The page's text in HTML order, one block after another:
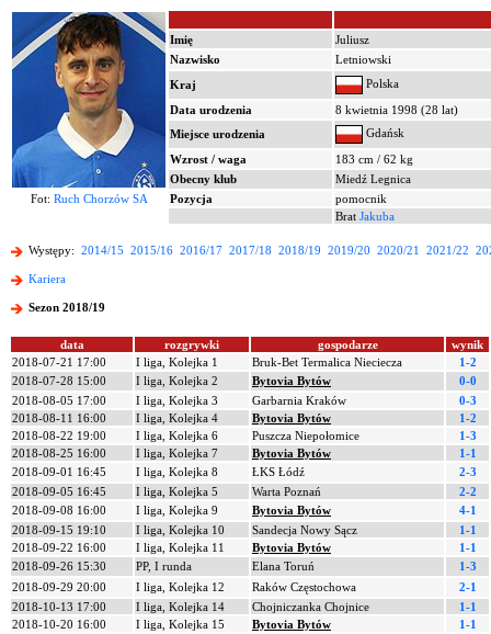
Imię
Juliusz
Nazwisko
Letniowski
Kraj
Polska
Data urodzenia
8 kwietnia 1998 (28 lat)
Miejsce urodzenia
Gdańsk
Wzrost / waga
183 cm / 62 kg
Obecny klub
Miedź Legnica
Fot: Ruch Chorzów SA Pozycja
pomocnik
Brat Jakuba
Występy: 2014/15 2015/16 2016/17 2017/18 2018/19 2019/20 2020/21 2021/22
Kariera
Sezon 2018/19
data rozgrywki gospodarze
wynik
2018-07-21 17:00
I liga, Kolejka 1 Bruk-Bet Termalica Nieciecza
1-2
2018-07-28 15:00
I liga, Kolejka 2 Bytovia Bytów
0-0
2018-08-05 17:00
I liga, Kolejka 3 Garbarnia Kraków
0-3
2018-08-11 16:00
I liga, Kolejka 4 Bytovia Bytów
1-2
2018-08-22 19:00
I liga, Kolejka 6 Puszcza Niepołomice
1-3
2018-08-25 16:00
I liga, Kolejka 7 Bytovia Bytów
1-1
2018-09-01 16:45
I liga, Kolejka 8 ŁKS Łódź
2-3
2018-09-05 16:45
I liga, Kolejka 5 Warta Poznań
2-2
2018-09-08 16:00
I liga, Kolejka 9 Bytovia Bytów
4-1
2018-09-15 19:10
I liga, Kolejka 10 Sandecja Nowy Sącz
1-1
2018-09-22 16:00
I liga, Kolejka 11 Bytovia Bytów
1-1
2018-09-26 15:30
PP, I runda Elana Toruń
1-3
2018-09-29 20:00
I liga, Kolejka 12 Raków Częstochowa
2-1
2018-10-13 17:00
I liga, Kolejka 14 Chojniczanka Chojnice
1-1
2018-10-20 16:00
I liga, Kolejka 15 Bytovia Bytów
1-1